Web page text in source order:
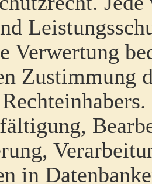
Verwertung
Zustimmung
in